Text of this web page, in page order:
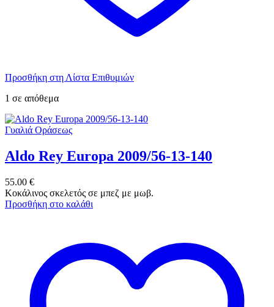
Προσθήκη στη Λίστα Επιθυμιών
1 σε απόθεμα
Γυαλιά Οράσεως
Aldo Rey Europa 2009/56-13-140
55.00 €
Κοκάλινος σκελετός σε μπεζ με μωβ.
Προσθήκη στο καλάθι